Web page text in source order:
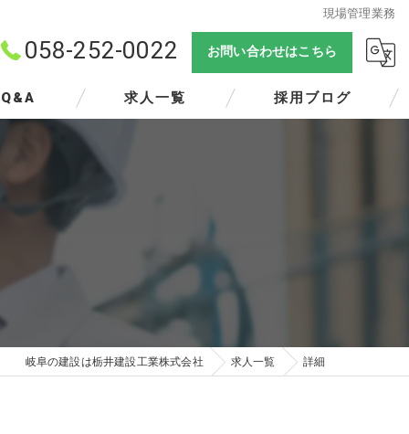
現場管理業務
058-252-0022 お問い合わせはこちら
求人一覧 採用ブログ
岐阜の建設は栃井建設工業株式会社 求人一覧 詳細